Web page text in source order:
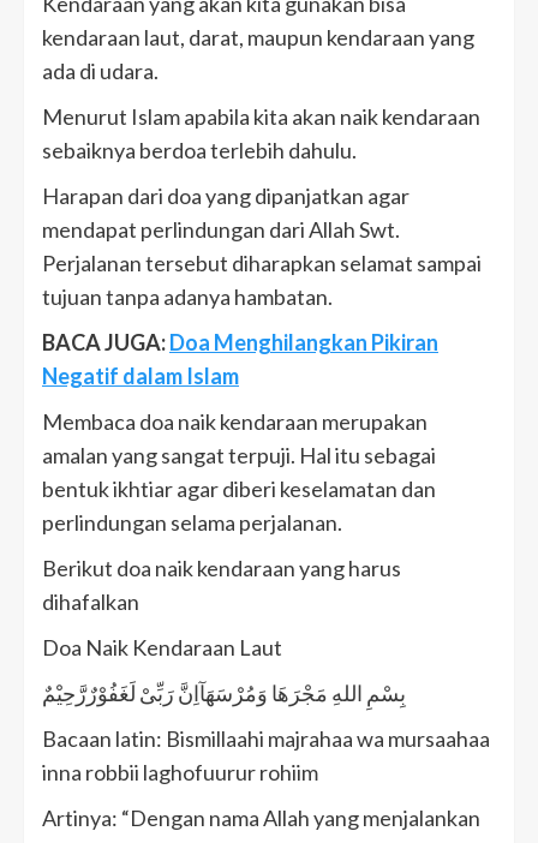
kendaraan laut, darat, maupun kendaraan yang
ada di udara.
Menurut Islam apabila kita akan naik kendaraan
sebaiknya berdoa terlebih dahulu.
Harapan dari doa yang dipanjatkan agar
mendapat perlindungan dari Allah Swt.
Perjalanan tersebut diharapkan selamat sampai
tujuan tanpa adanya hambatan.
BACA JUGA:Doa Menghilangkan Pikiran
Negatif dalam Islam
Membaca doa naik kendaraan merupakan
amalan yang sangat terpuji. Hal itu sebagai
bentuk ikhtiar agar diberi keselamatan dan
perlindungan selama perjalanan.
Berikut doa naik kendaraan yang harus
dihafalkan
Doa Naik Kendaraan Laut
بِسْمِ اللهِ مَجْرَهَا وَمُرْسَهَآاِنَّ رَبِّىْ لَغَفُوْرٌرَّحِيْمٌ
Bacaan latin: Bismillaahi majrahaa wa mursaahaa
inna robbii laghofuurur rohiim
Artinya: “Dengan nama Allah yang menjalankan